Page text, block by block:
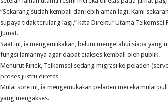
“Sekarang sudah kembali dan lebih aman lagi. Kami
supaya tidak terulang lagi,” kata Direktur Utama Telkomsel
Jumat.
Saat ini, ia mengemukakan, belum mengetahui siapa yang
fungsi lamannya agar dapat diakses kembali oleh publik.
Menurut Ririek, Telkomsel sedang migrasi ke peladen
proses justru diretas.
Mulai sore ini, ia mengemukakan peladen mereka mulai
yang mengakses.